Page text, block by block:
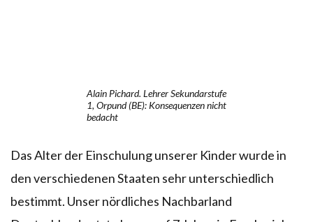
Alain Pichard. Lehrer Sekundarstufe
1, Orpund (BE): Konsequenzen nicht
bedacht
Das Alter der Einschulung unserer Kinder wurde in
den verschiedenen Staaten sehr unterschiedlich
bestimmt. Unser nördliches Nachbarland